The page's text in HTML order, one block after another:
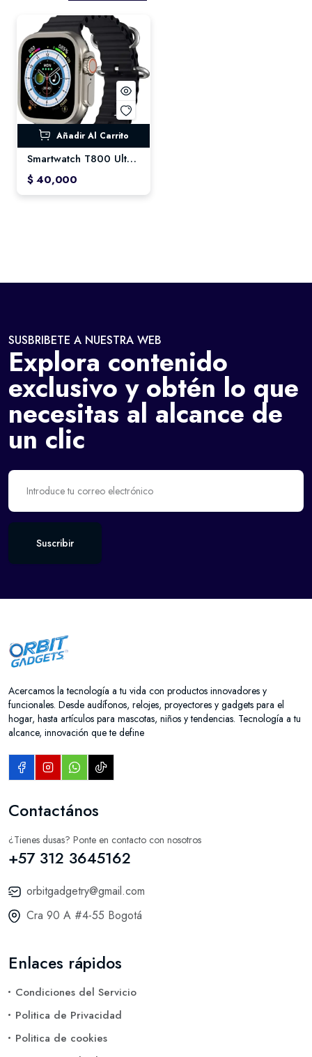
Añadir Al Carrito
Smartwatch T800 Ultra – Monitoreo de Salud Inteligente
$ 40,000
SUSBRIBETE A NUESTRA WEB
Explora contenido
exclusivo y obtén lo que
necesitas al alcance de
un clic
Suscribir
Acercamos la tecnología a tu vida con productos innovadores y
funcionales. Desde audífonos, relojes, proyectores y gadgets para el
hogar, hasta artículos para mascotas, niños y tendencias. Tecnología a tu
alcance, innovación que te define
Contactános
¿Tienes dusas? Ponte en contacto con nosotros
+57 312 3645162
orbitgadgetry@gmail.com
Cra 90 A #4-55 Bogotá
Enlaces rápidos
Condiciones del Servicio
Politica de Privacidad
Politica de cookies